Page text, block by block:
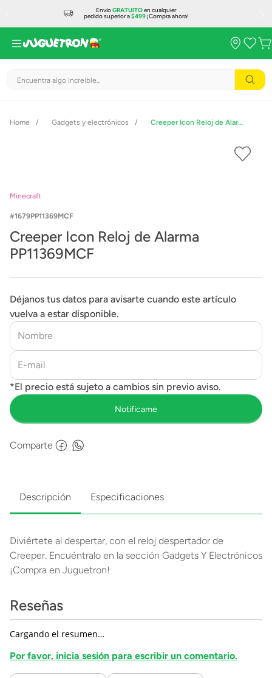
EnvíoGRATUITOen cualquier
pedido superior a$499¡Compra ahora!
Encuentra algo increíble...
Gadgets y electrónicos Creeper Icon Reloj de Alarma PP11369MCF
Minecraft
1679PP11369MCF
Creeper Icon Reloj de Alarma
PP11369MCF
Déjanos tus datos para avisarte cuando este artículo
vuelva a estar disponible.
Comparte
Descripción Especificaciones
Diviértete al despertar, con el reloj despertador de
Creeper. Encuéntralo en la sección Gadgets Y Electrónicos
¡Compra en Juguetron!
Reseñas
Cargando el resumen…
Por favor, inicia sesión para escribir un comentario.